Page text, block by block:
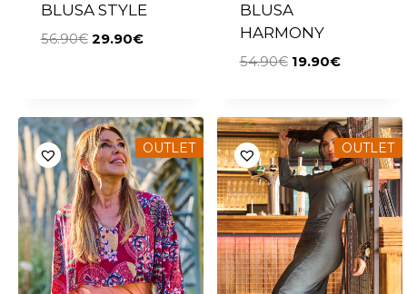
BLUSA STYLE
56.90€ 29.90€
BLUSA
HARMONY
54.90€ 19.90€
OUTLET OUTLET